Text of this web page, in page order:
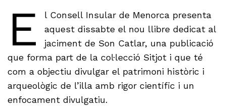
E
l Consell Insular de Menorca presenta
aquest dissabte el nou llibre dedicat al
jaciment de Son Catlar, una publicació
que forma part de la col·lecció Sitjot i que té
com a objectiu divulgar el patrimoni històric i
arqueològic de l’illa amb rigor científic i un
enfocament divulgatiu.